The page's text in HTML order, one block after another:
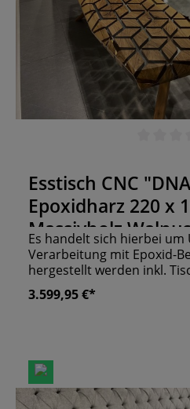
Esstisch CNC
Epoxidharz 220 x 100 cm
Massivholz
Es handelt sich hierbei um
Verarbeitung mit Epoxid-
hergestellt werden inkl.
schwarz metall" Bitte
einer möglichen Lieferung
3.599,95 €*